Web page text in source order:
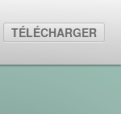
TÉLÉCHARGER